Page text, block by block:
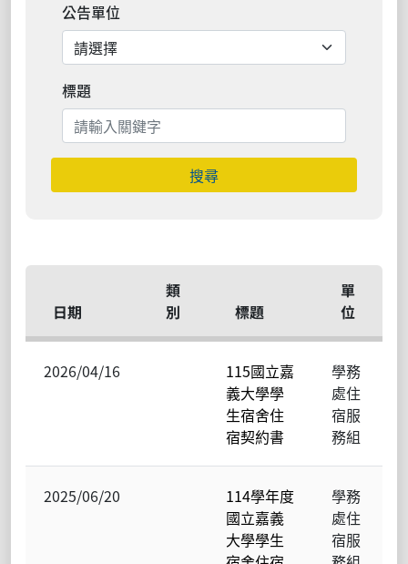
公告單位
標題
搜尋
日期
類
別
標題
單
位
2026/04/16
115國立嘉
義大學學
生宿舍住
宿契約書
學務
處住
宿服
務組
2025/06/20
114學年度
國立嘉義
大學學生
學務
處住
宿服